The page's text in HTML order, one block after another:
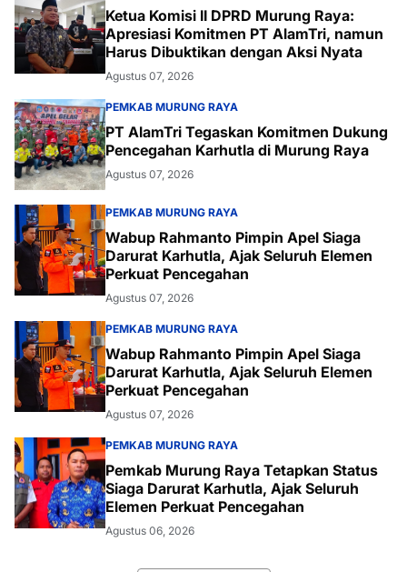
Ketua Komisi II DPRD Murung Raya:
Apresiasi Komitmen PT AlamTri, namun
Harus Dibuktikan dengan Aksi Nyata
Agustus 07, 2026
PEMKAB MURUNG RAYA
PT AlamTri Tegaskan Komitmen Dukung
Pencegahan Karhutla di Murung Raya
Agustus 07, 2026
PEMKAB MURUNG RAYA
Wabup Rahmanto Pimpin Apel Siaga
Darurat Karhutla, Ajak Seluruh Elemen
Perkuat Pencegahan
Agustus 07, 2026
PEMKAB MURUNG RAYA
Wabup Rahmanto Pimpin Apel Siaga
Darurat Karhutla, Ajak Seluruh Elemen
Perkuat Pencegahan
Agustus 07, 2026
PEMKAB MURUNG RAYA
Pemkab Murung Raya Tetapkan Status
Siaga Darurat Karhutla, Ajak Seluruh
Elemen Perkuat Pencegahan
Agustus 06, 2026